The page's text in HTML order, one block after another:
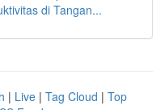
di Tangan...
| Live | Tag Cloud | Top